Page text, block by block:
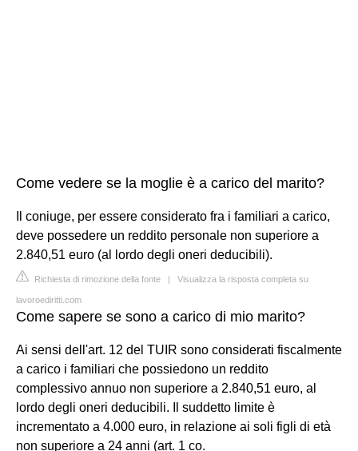
Come vedere se la moglie è a carico del marito?
Il coniuge, per essere considerato fra i familiari a carico,
deve possedere un reddito personale non superiore a
2.840,51 euro (al lordo degli oneri deducibili).
Richiesta di rimozione della fonte | Visualizza la risposta completa su
lavoroediritti.com
Come sapere se sono a carico di mio marito?
Ai sensi dell'art. 12 del TUIR sono considerati fiscalmente
a carico i familiari che possiedono un reddito
complessivo annuo non superiore a 2.840,51 euro, al
lordo degli oneri deducibili. Il suddetto limite è
incrementato a 4.000 euro, in relazione ai soli figli di età
non superiore a 24 anni (art. 1 co.